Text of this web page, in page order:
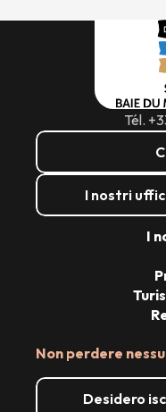
Tél.
I nostri
Non perdere
Desidero
I